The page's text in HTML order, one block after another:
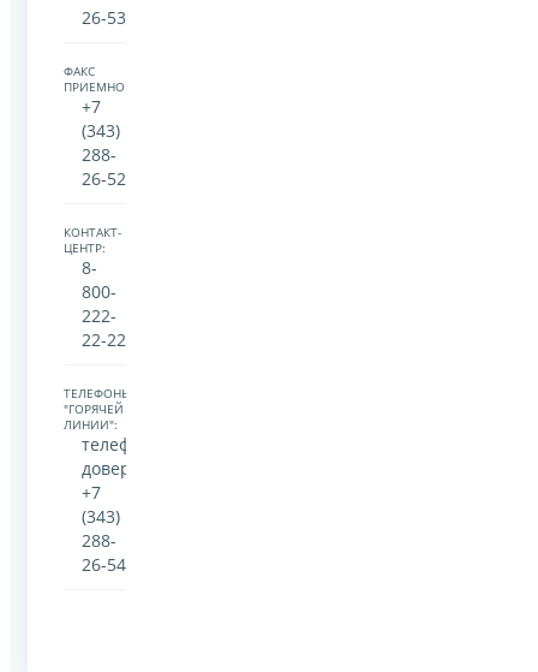
26-53
ФАКС
ПРИЕМНОЙ:
+7
(343)
288-
26-52
КОНТАКТ-
ЦЕНТР:
8-
800-
222-
22-22
ТЕЛЕФОНЫ
"ГОРЯЧЕЙ
ЛИНИИ":
телефон
доверия
+7
(343)
288-
26-54